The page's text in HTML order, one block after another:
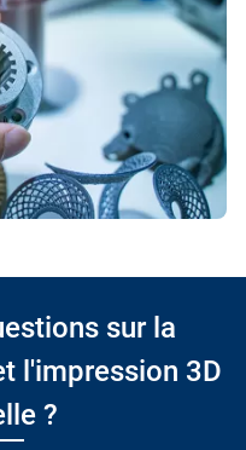
sur la
l'impression 3D
?